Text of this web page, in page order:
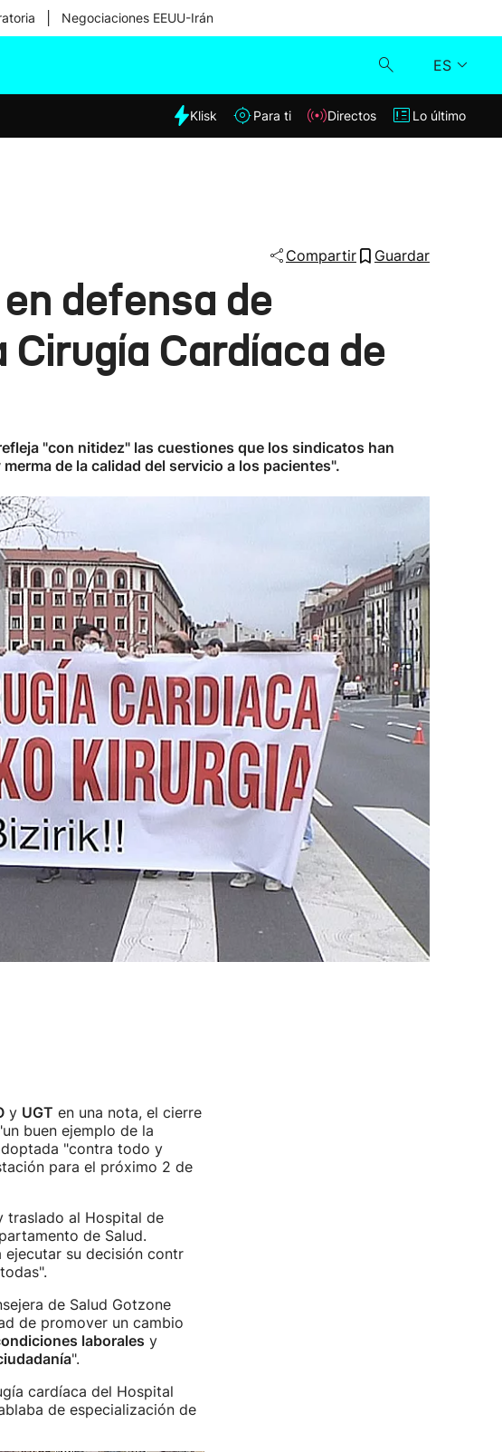
Negociaciones EEUU-Irán
ES
Klisk
Klisk Para ti Directos Lo último
Compartir Guardar
defensa de
Cardíaca de
"con nitidez" las cuestiones que los sindicatos han
de la calidad del servicio a los pacientes".
y UGT en una nota, el cierre
buen ejemplo de la
"contra todo y
para el próximo 2 de
traslado al Hospital de
de Salud.
ejecutar su decisión contr
de Salud Gotzone
de promover un cambio
laborales y
".
cardíaca del Hospital
de especialización de